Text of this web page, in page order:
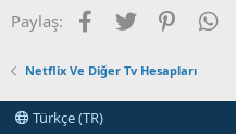
e
r
Paylaş: Facebook
Twitter
Netflix Ve Diğer Tv Hesapları
Türkçe (TR)